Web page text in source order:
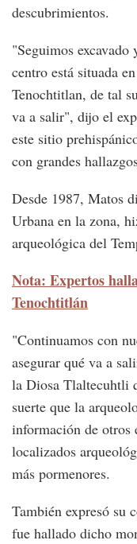
descubrimientos.
"Seguimos excavado
centro está situada
Tenochtitlan, de tal
va a salir", dijo el
este sitio
con grandes
Desde 1987, Matos
Urbana en la zona,
arqueológica del
Nota: Expertos
Tenochtitlán
"Continuamos con
asegurar qué va a
la Diosa Tlaltecuhtli
suerte que la
información de otros
localizados
más pormenores.
También expresó su
fue hallado dicho